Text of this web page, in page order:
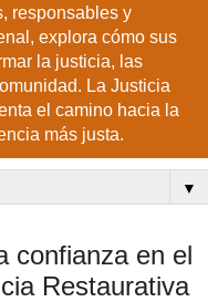
responsables y
explora cómo sus
la justicia, las
La Justicia
el camino hacia la
más justa.
▼
confianza en el
Restaurativa